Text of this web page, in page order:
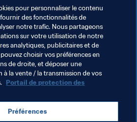
participation au rendez-vous
FIFA/Coca-Cola DPR Korea
pour personnaliser le contenu
des fonctionnalités de
notre trafic. Nous partageons
sur votre utilisation de notre
analytiques, publicitaires et de
choisir vos préférences en
de droite, et déposer une
à la vente / la transmission de vos
Portail de protection des
Préférences